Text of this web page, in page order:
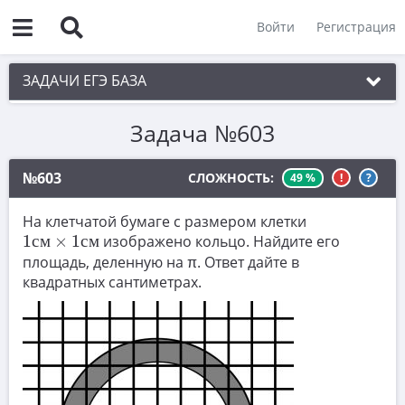
Войти Регистрация
ЗАДАЧИ ЕГЭ БАЗА
1. Простые текстовые задачи
2. Величины и значения
3. Графики, диаграммы, таблицы
4. Вычисления по формуле
5. Теория вероятностей
6. Выбор подходящих вариантов
8. Выбор утверждений
9. Фигуры на квадратной решетке.
Задача №603
№603 СЛОЖНОСТЬ: 49 % ! ?
На клетчатой бумаге с размером клетки
1см × 1см
1с м×1см
изображено кольцо. Найдите его
площадь, деленную на π. Ответ дайте в
квадратных сантиметрах.